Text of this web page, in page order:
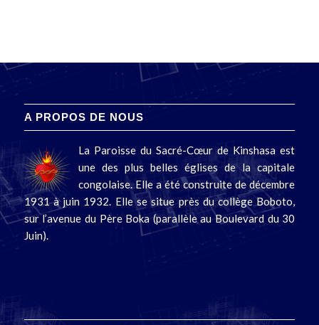
A PROPOS DE NOUS
La Paroisse du Sacré-Cœur de Kinshasa est
une des plus belles églises de la capitale
congolaise. Elle a été construite de décembre
1931 à juin 1932. Elle se situe près du collège Boboto,
sur l’avenue du Père Boka (parallèle au Boulevard du 30
Juin).